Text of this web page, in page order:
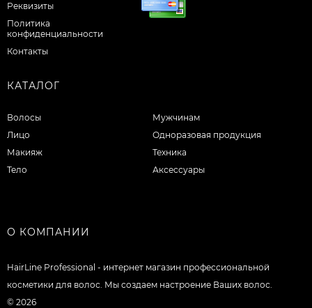
Реквизиты
Политика
конфиденциальности
Контакты
КАТАЛОГ
Волосы
Лицо
Макияж
Тело
Мужчинам
Одноразовая продукция
Техника
Аксессуары
О КОМПАНИИ
HairLine Professional - интернет магазин профессиональной
косметики для волос. Мы создаем настроение Ваших волос.
© 2026